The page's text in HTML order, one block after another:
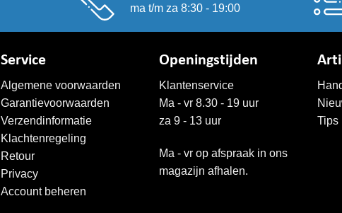
ma t/m za 8:30 - 19:00
Service
Algemene voorwaarden
Garantievoorwaarden
Verzendinformatie
Klachtenregeling
Retour
Privacy
Account beheren
Openingstijden
Klantenservice
Ma - vr 8.30 - 19 uur
za 9 - 13 uur
Ma - vr op afspraak in ons
magazijn afhalen.
Tips